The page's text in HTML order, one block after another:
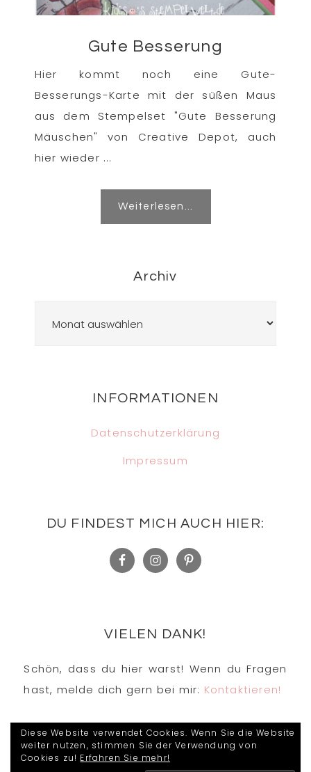
Gute Besserung
Hier kommt noch eine Gute-
Besserungs-Karte mit der süßen Maus
aus dem Stempelset "Gute Besserung
Mäuschen" von Creative Depot, auch
hier wieder ...
Weiterlesen...
Archiv
INFORMATIONEN
Datenschutzerklärung
Impressum
DU FINDEST MICH AUCH HIER:
VIELEN DANK!
Schön, dass du hier warst! Wenn du Fragen
hast, melde dich gern bei mir: Kontaktieren!
COPYRIGHT © 2026 · KIDESOS STEMPELWELT ·
Diese Website verwendet Cookies. Wenn Sie die Website
weiter nutzen, stimmen Sie der Verwendung von
Cookies zu! Erfahren Sie mehr!